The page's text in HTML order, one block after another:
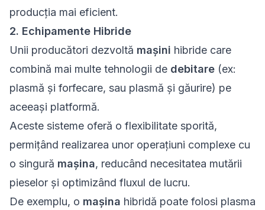
producția mai eficient.
2. Echipamente Hibride
Unii producători dezvoltă mașini hibride care
combină mai multe tehnologii de debitare (ex:
plasmă și forfecare, sau plasmă și găurire) pe
aceeași platformă.
Aceste sisteme oferă o flexibilitate sporită,
permițând realizarea unor operațiuni complexe cu
o singură mașina, reducând necesitatea mutării
pieselor și optimizând fluxul de lucru.
De exemplu, o mașina hibridă poate folosi plasma